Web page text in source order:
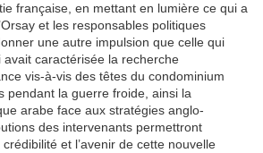
française, en mettant en lumière ce qui a
et les responsables politiques
une autre impulsion que celle qui
avait caractérisée la recherche
vis-à-vis des têtes du condominium
pendant la guerre froide, ainsi la
arabe face aux stratégies anglo-
des intervenants permettront
et l’avenir de cette nouvelle